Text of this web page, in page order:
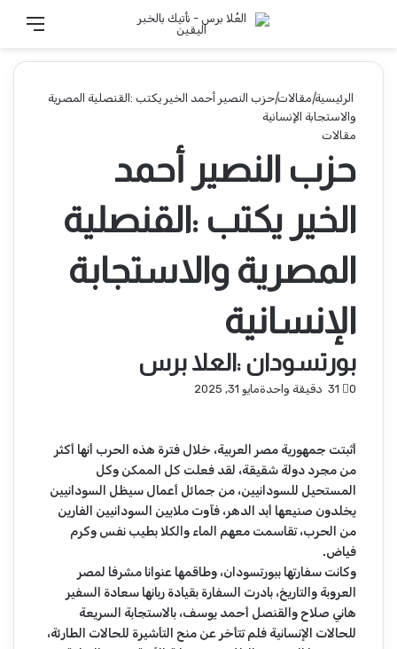
تسجيل الدخول
الرئيسية|مقالات|حزب النصير أحمد الخير يكتب :القنصلية المصرية
والاستجابة الإنسانية
مقالات
حزب النصير أحمد
الخير يكتب :القنصلية
المصرية والاستجابة
الإنسانية
بورتسودان :العلا برس
مايو 31, 2025 0 دقيقة واحدة
أثبتت جمهورية مصر العربية، خلال فترة هذه الحرب أنها أكثر
من مجرد دولة شقيقة، لقد فعلت كل الممكن وكل
المستحيل للسودانيين، من جمائل أعمال سيظل السودانيين
يخلدون صنيعها أبد الدهر، فآوت ملايين السودانيين الفارين
من الحرب، تقاسمت معهم الماء والكلا بطيب نفس وكرم
فياض.
وكانت سفارتها ببورتسودان، وطاقمها عنوانا مشرفا لمصر
العروبة والتاريخ، بادرت السفارة بقيادة ربانها سعادة السفير
هاني صلاح والقنصل أحمد يوسف، بالاستجابة السريعة
للحالات الإنسانية فلم تتأخر عن منح التأشيرة للحالات الطارئة،